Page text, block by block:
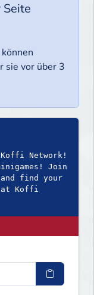
sie vor über 3
Network!
Join
find your
at Koffi